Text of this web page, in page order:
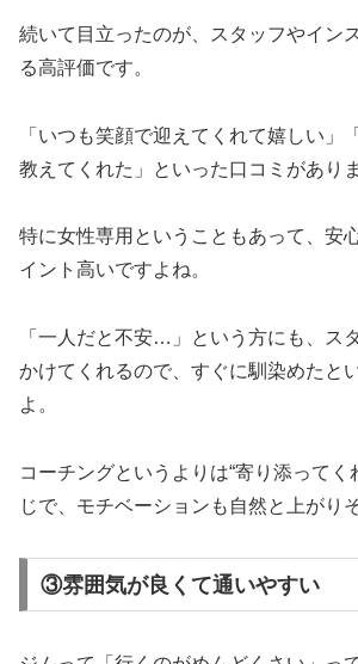
続いて目立ったのが、スタッフやイン
る高評価です。
「いつも笑顔で迎えてくれて嬉しい」
教えてくれた」といった口コミがあり
特に女性専用ということもあって、安
イント高いですよね。
「一人だと不安…」という方にも、ス
かけてくれるので、すぐに馴染めたと
よ。
コーチングというよりは“寄り添ってく
じで、モチベーションも自然と上がり
③雰囲気が良くて通いやすい